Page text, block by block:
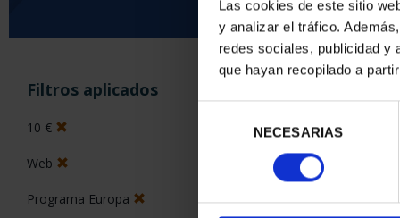
Las cookies de este sitio
y analizar el tráfico.
redes sociales, publicidad y
que hayan recopilado a
consentimiento
NECESARIAS
Filtros aplicados
10 €
Web
Programa Europa
0 Productos